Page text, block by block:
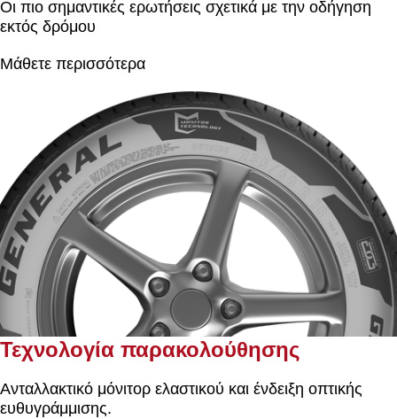
Οι πιο σημαντικές ερωτήσεις σχετικά με την οδήγηση
εκτός δρόμου
Μάθετε περισσότερα
Τεχνολογία παρακολούθησης
Ανταλλακτικό μόνιτορ ελαστικού και ένδειξη οπτικής
ευθυγράμμισης.